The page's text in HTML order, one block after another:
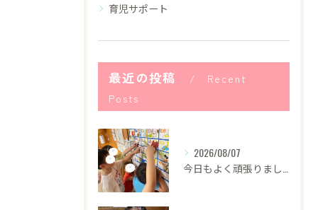
育児サポート
最近の投稿
Recent
Posts
2026/08/07
今日もよく頑張りました！